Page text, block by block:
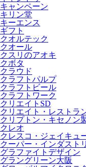
キャンペーン
キリン堂
キーエンス
ギフト
クオルテック
クオール
クスリのアオキ
クボタ
クラウド
クラフトパルプ
クラフトビール
クラフトワーク
クリエイトSD
クリエイト・レストラ
クリプトン・キセノン
クレオ
クレスコ・ジェイキュ
クーパー・インダスト
グラファイトデザイン
グラングリーン大阪